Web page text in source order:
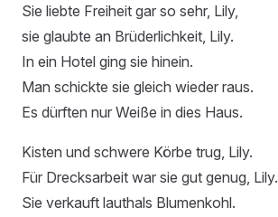
Sie liebte Freiheit gar so sehr, Lily,
sie glaubte an Brüderlichkeit, Lily.
In ein Hotel ging sie hinein.
Man schickte sie gleich wieder raus.
Es dürften nur Weiße in dies Haus.
Kisten und schwere Körbe trug, Lily.
Für Drecksarbeit war sie gut genug, Lily.
Sie verkauft lauthals Blumenkohl.